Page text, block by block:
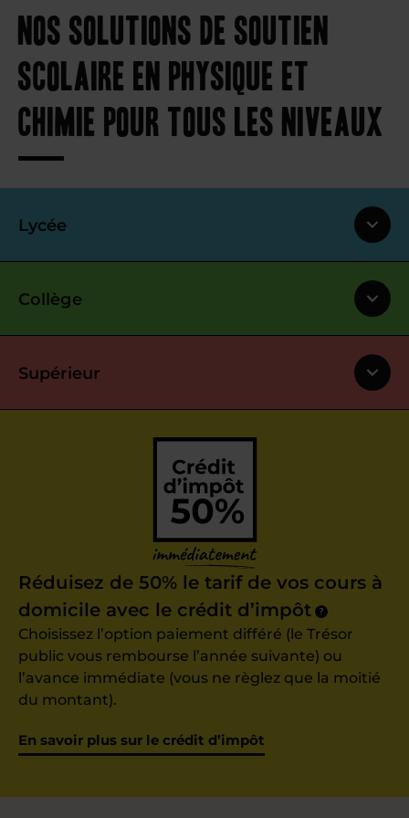
Nos solutions de soutien
scolaire en physique et
chimie pour tous les niveaux
Lycée
Collège
Supérieur
Réduisez de 50% le tarif de vos cours à
domicile avec le crédit d’impôt
?
Choisissez l’option paiement différé (le Trésor
public vous rembourse l’année suivante) ou
l’avance immédiate (vous ne règlez que la moitié
du montant).
En savoir plus sur le crédit d’impôt